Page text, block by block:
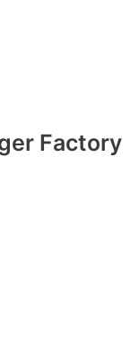
Factory